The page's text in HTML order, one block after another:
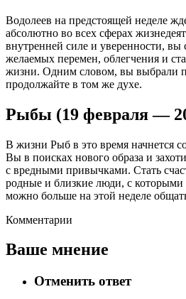
Водолеев на предстоящей неделе
абсолютно во всех сферах
внутренней силе и уверенности, вы
желаемых перемен, облегчения и
жизни. Одним словом, вы выбрали
продолжайте в том же духе.
Рыбы (19 февраля —
В жизни Рыб в это время начнется
Вы в поисках нового образа и
с вредными привычками. Стать
родные и близкие люди, с которыми
можно больше на этой неделе
Комментарии
Ваше мнение
Отменить ответ